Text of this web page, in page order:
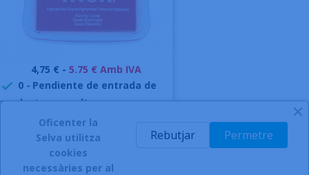
Preu
4,75 € - 5.75 € Amb IVA
 0 - Pendiente de entrada de
producto, consultar
AFEGIR A LA CISTELLA
Oficenter la
Selva utilitza
cookies
necessàries per al
Permetre
Rebutjar